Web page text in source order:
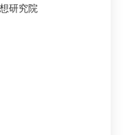
研究院